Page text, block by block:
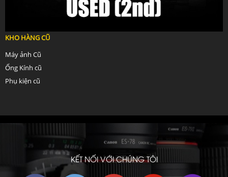
KHO HÀNG CŨ
Máy ảnh Cũ
Ống Kính cũ
Phụ kiện cũ
KẾT NỐI VỚI CHÚNG TÔI